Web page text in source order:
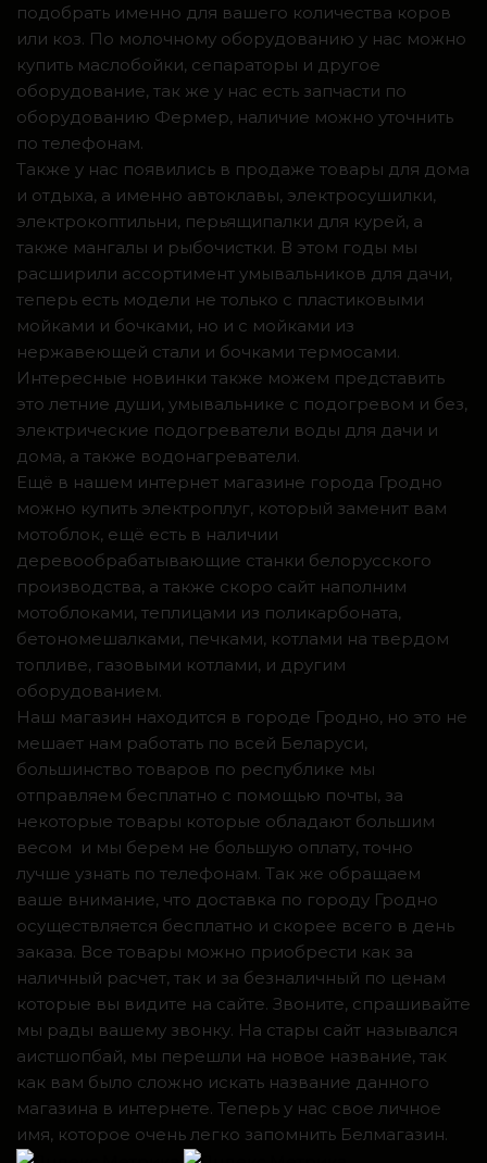
подобрать именно для вашего количества коров
или коз. По молочному оборудованию у нас можно
купить маслобойки, сепараторы и другое
оборудование, так же у нас есть запчасти по
оборудованию Фермер, наличие можно уточнить
по телефонам.
Также у нас появились в продаже товары для дома
и отдыха, а именно автоклавы, электросушилки,
электрокоптильни, перьящипалки для курей, а
также мангалы и рыбочистки. В этом годы мы
расширили ассортимент умывальников для дачи,
теперь есть модели не только с пластиковыми
мойками и бочками, но и с мойками из
нержавеющей стали и бочками термосами.
Интересные новинки также можем представить
это летние души, умывальнике с подогревом и без,
электрические подогреватели воды для дачи и
дома, а также водонагреватели.
Ещё в нашем интернет магазине города Гродно
можно купить электроплуг, который заменит вам
мотоблок, ещё есть в наличии
деревообрабатывающие станки белорусского
производства, а также скоро сайт наполним
мотоблоками, теплицами из поликарбоната,
бетономешалками, печками, котлами на твердом
топливе, газовыми котлами, и другим
оборудованием.
Наш магазин находится в городе Гродно, но это не
мешает нам работать по всей Беларуси,
большинство товаров по республике мы
отправляем бесплатно с помощью почты, за
некоторые товары которые обладают большим
весом и мы берем не большую оплату, точно
лучше узнать по телефонам. Так же обращаем
ваше внимание, что доставка по городу Гродно
осуществляется бесплатно и скорее всего в день
заказа. Все товары можно приобрести как за
наличный расчет, так и за безналичный по ценам
которые вы видите на сайте. Звоните, спрашивайте
мы рады вашему звонку. На стары сайт назывался
аистшопбай, мы перешли на новое название, так
как вам было сложно искать название данного
магазина в интернете. Теперь у нас свое личное
имя, которое очень легко запомнить Белмагазин.